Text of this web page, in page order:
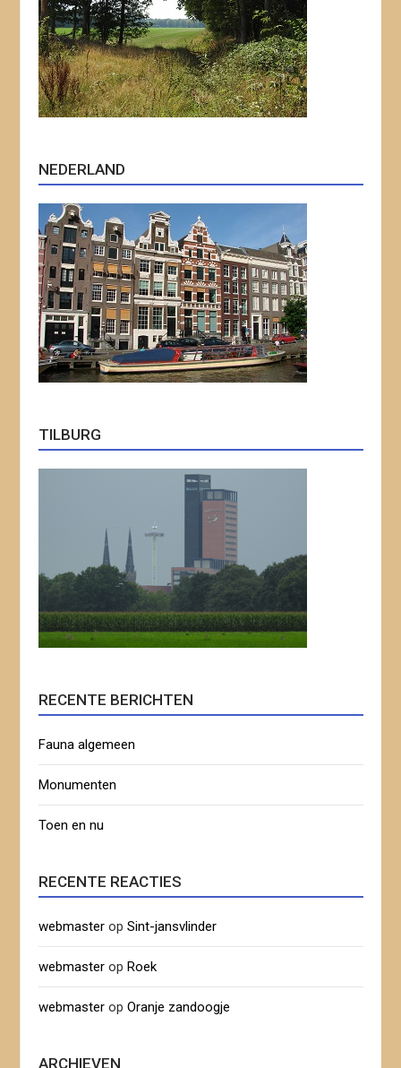
NEDERLAND
TILBURG
RECENTE BERICHTEN
Fauna algemeen
Monumenten
Toen en nu
RECENTE REACTIES
webmaster opSint-jansvlinder
webmaster opRoek
webmaster opOranje zandoogje
ARCHIEVEN